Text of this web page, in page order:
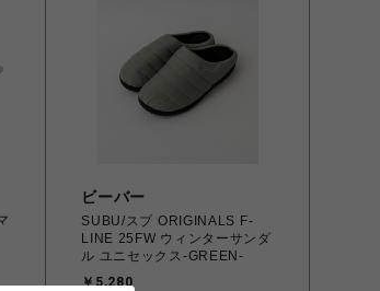
ビーバー
SUBU/スブ ORIGINALS F-
LINE 25FW ウィンターサンダ
ル ユニセックス-GREEN-
￥5,280